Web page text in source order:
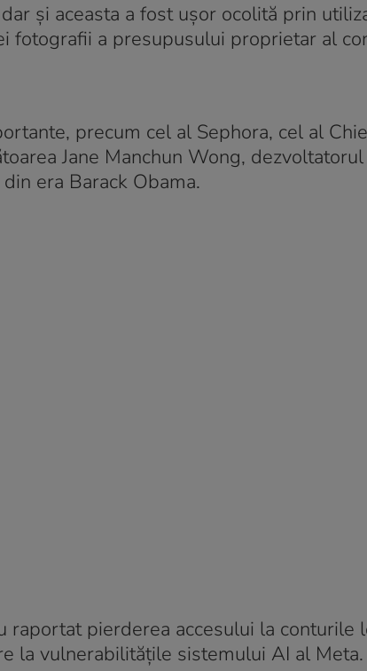
și aceasta a fost ușor ocolită prin
fotografii a presupusului proprietar al
precum cel al Sephora, cel al
Jane Manchun Wong, dezvoltatorul
era Barack Obama.
raportat pierderea accesului la conturile
la vulnerabilitățile sistemului AI al Meta.